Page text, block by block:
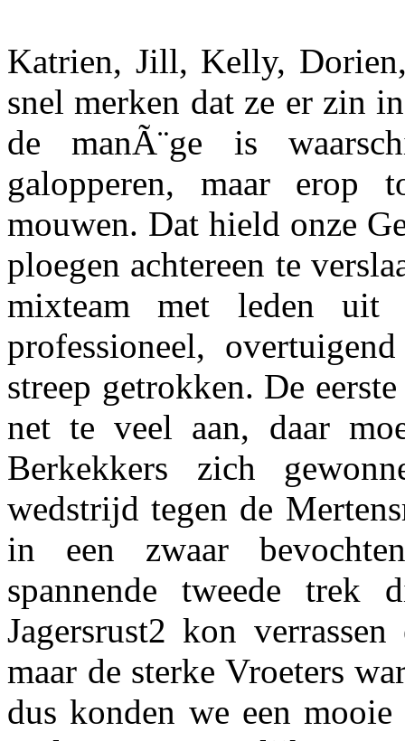
Katrien, Jill, Kelly,
snel merken dat ze er zin
de manÃ¨ge is
galopperen, maar erop
mouwen. Dat hield onze
ploegen achtereen te
mixteam met leden uit
professioneel,
streep getrokken. De
net te veel aan, daar
Berkekkers zich
wedstrijd tegen de
in een zwaar
spannende tweede trek
Jagersrust2 kon
maar de sterke Vroeters
dus konden we een